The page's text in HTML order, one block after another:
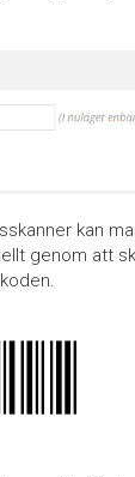
kan
genom att